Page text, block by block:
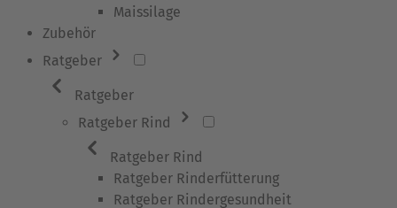
Maissilage
Zubehör
Ratgeber
Ratgeber
Ratgeber Rind
Ratgeber Rind
Ratgeber Rinderfütterung
Ratgeber Rindergesundheit